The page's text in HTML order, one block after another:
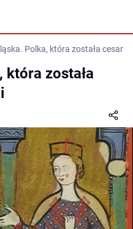
Polka, która została
która została